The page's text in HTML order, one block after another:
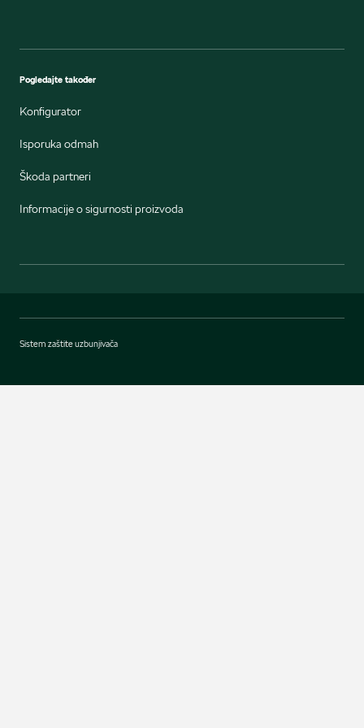
Pogledajte također
Konfigurator
Isporuka odmah
Škoda partneri
Informacije o sigurnosti proizvoda
Sistem zaštite uzbunjivača